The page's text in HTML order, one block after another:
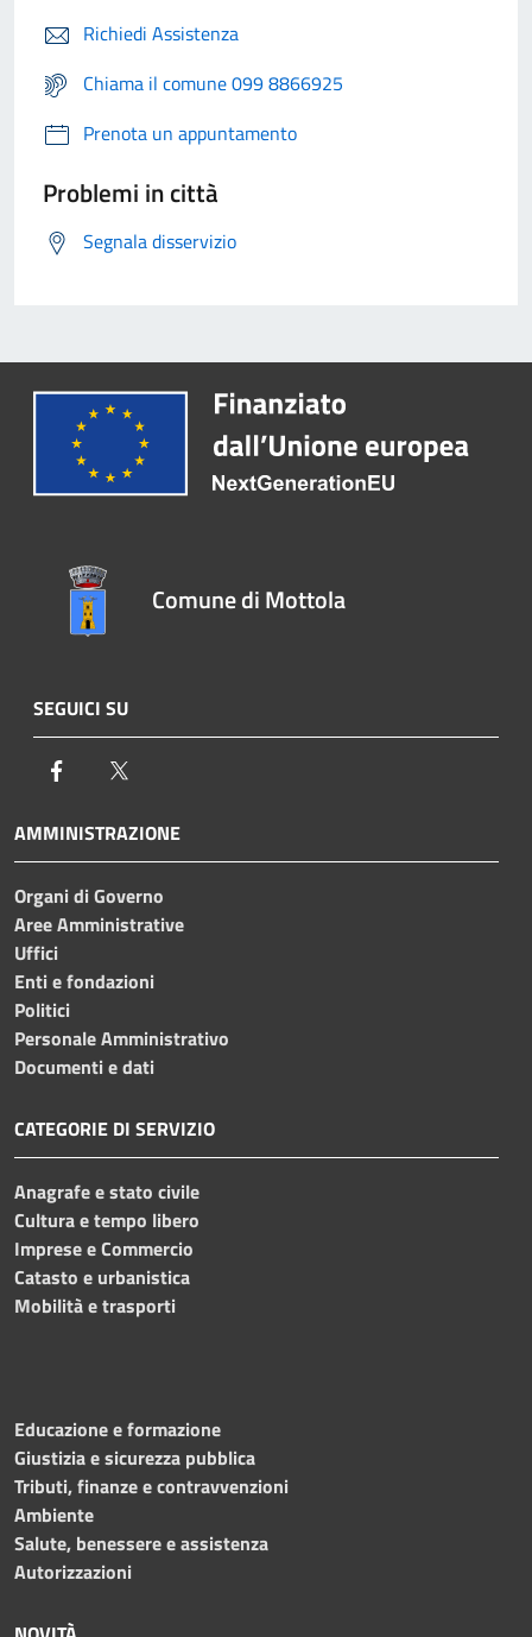
Richiedi Assistenza
Chiama il comune 099 8866925
Prenota un appuntamento
Problemi in città
Segnala disservizio
Comune di Mottola
SEGUICI SU
Facebook
AMMINISTRAZIONE
Organi di Governo
Aree Amministrative
Uffici
Enti e fondazioni
Politici
Personale Amministrativo
Documenti e dati
CATEGORIE DI SERVIZIO
Anagrafe e stato civile
Cultura e tempo libero
Imprese e Commercio
Catasto e urbanistica
Mobilità e trasporti
Educazione e formazione
Giustizia e sicurezza pubblica
Tributi, finanze e contravvenzioni
Ambiente
Salute, benessere e assistenza
Autorizzazioni